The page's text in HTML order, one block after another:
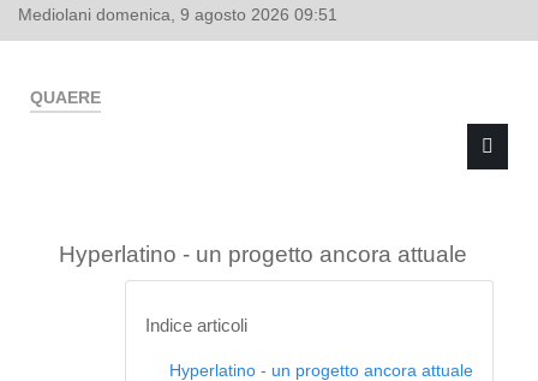
Mediolani domenica, 9 agosto 2026 09:51
QUAERE
Type 2 or more characters for results.
Hyperlatino - un progetto ancora attuale
Indice articoli
Hyperlatino - un progetto ancora attuale